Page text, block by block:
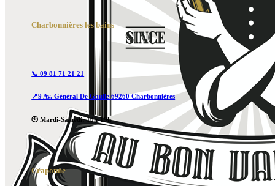
Charbonnières les bains
📞 09 81 71 21 21
📍9 Av. Général De Gaulle 69260 Charbonnières
🕙 Mardi-Samedi: 10h-19h
Craponne